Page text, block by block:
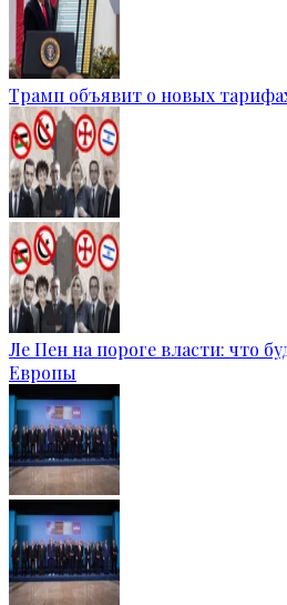
Трамп объявит о новых
Ле Пен на пороге власти: что
Европы